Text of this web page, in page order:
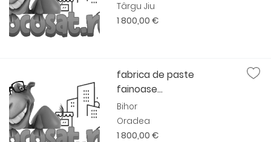
Târgu Jiu
1 800,00 €
fabrica de paste
fainoase...
Bihor
Oradea
1 800,00 €